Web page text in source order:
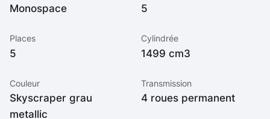
Monospace 5
Places
5
Cylindrée
1499 cm3
Couleur
Skyscraper grau
metallic
Transmission
4 roues permanent